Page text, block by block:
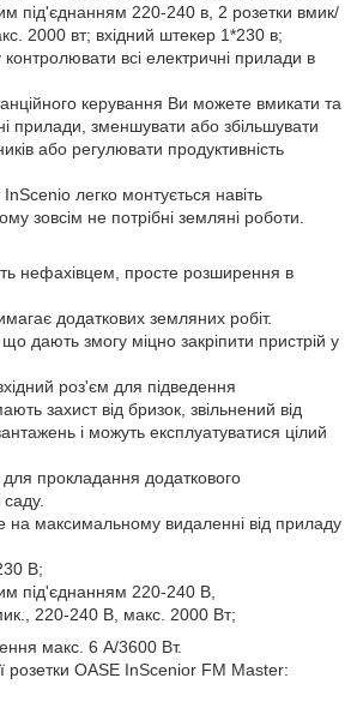
під'єднанням 220-240 в, 2 розетки вмик/
2000 вт; вхідний штекер 1*230 в;
всі електричні прилади в
керування Ви можете вмикати та
прилади, зменшувати або збільшувати
або регулювати продуктивність
легко монтується навіть
зовсім не потрібні земляні роботи.
нефахівцем, просте розширення в
додаткових земляних робіт.
що дають змогу міцно закріпити пристрій у
роз'єм для підведення
захист від бризок, звільнений від
і можуть експлуатуватися цілий
для прокладання додаткового
на максимальному видаленні від приладу
В;
під'єднанням 220-240 В,
220-240 В, макс. 2000 Вт;
макс. 6 A/3600 Вт.
розетки OASE InScenior FM Master: